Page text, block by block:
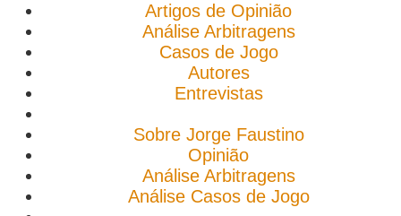
Artigos de Opinião
Análise Arbitragens
Casos de Jogo
Autores
Entrevistas
Sobre Jorge Faustino
Opinião
Análise Arbitragens
Análise Casos de Jogo